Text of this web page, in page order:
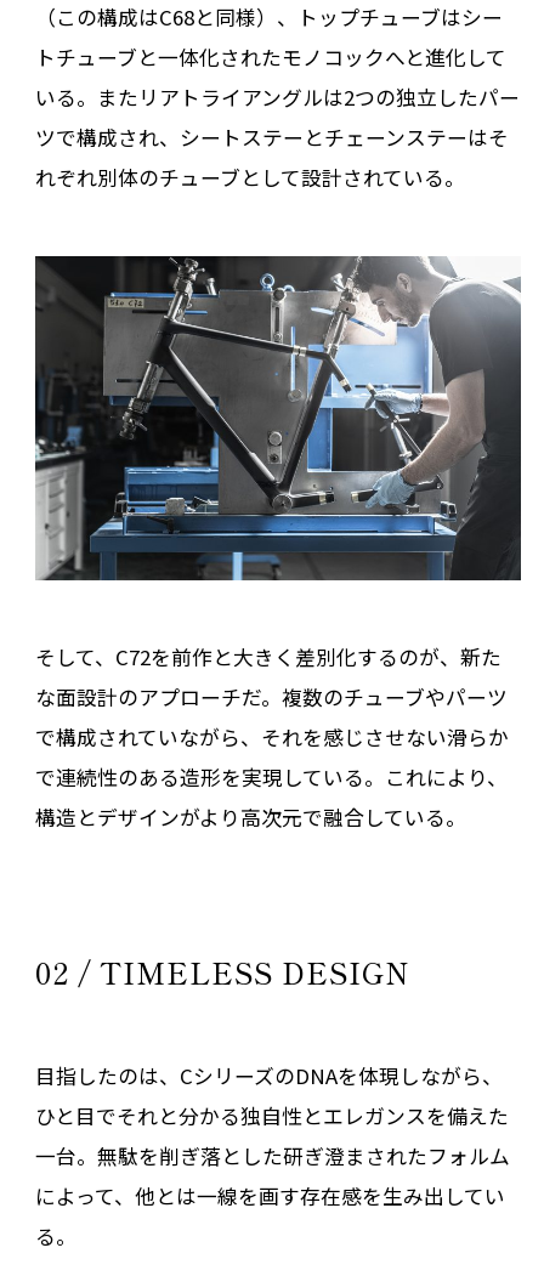
（この構成はC68と同様）、トップチューブはシー
トチューブと一体化されたモノコックへと進化して
いる。またリアトライアングルは2つの独立したパー
ツで構成され、シートステーとチェーンステーはそ
れぞれ別体のチューブとして設計されている。
そして、C72を前作と大きく差別化するのが、新た
な面設計のアプローチだ。複数のチューブやパーツ
で構成されていながら、それを感じさせない滑らか
で連続性のある造形を実現している。これにより、
構造とデザインがより高次元で融合している。
02 / TIMELESS DESIGN
目指したのは、CシリーズのDNAを体現しながら、
ひと目でそれと分かる独自性とエレガンスを備えた
一台。無駄を削ぎ落とした研ぎ澄まされたフォルム
によって、他とは一線を画す存在感を生み出してい
る。